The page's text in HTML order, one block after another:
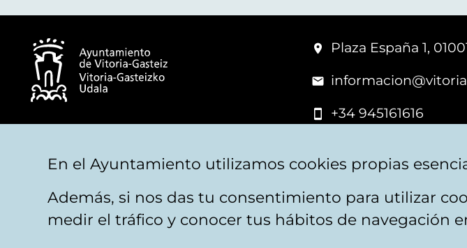
Plaza España 1,
+34 945161616
Aviso legal Privacidad Politica de cookies Mapa web Accesibilidad
En el Ayuntamiento utilizamos cookies propias
Además, si nos das tu consentimiento para utilizar
medir el tráfico y conocer tus hábitos de navegación